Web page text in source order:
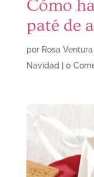
Cómo
paté de
por Rosa Ventura
Navidad
0